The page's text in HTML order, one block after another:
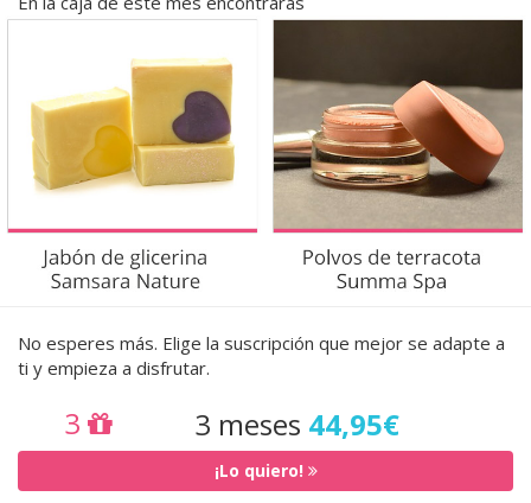
No esperes más. Elige la suscripción que mejor se adapte a
ti y empieza a disfrutar.
3 3 meses 44,95€
¡Lo quiero!